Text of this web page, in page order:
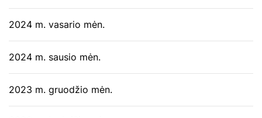
2024 m. vasario mėn.
2024 m. sausio mėn.
2023 m. gruodžio mėn.